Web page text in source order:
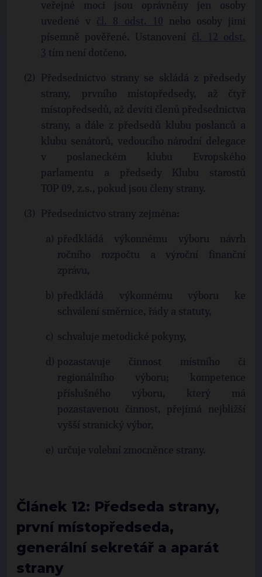
veřejné moci jsou oprávněny jen osoby
uvedené v
nebo osoby jimi
písemně pověřené. Ustanovení
tím není dotčeno.
Předsednictvo strany se skládá z předsedy
strany, prvního místopředsedy, až čtyř
místopředsedů, až devíti členů předsednictva
strany, a dále z předsedů klubu poslanců a
klubu senátorů, vedoucího národní delegace
v poslaneckém klubu Evropského
parlamentu a předsedy Klubu starostů
TOP 09, z.s., pokud jsou členy strany.
Předsednictvo strany zejména:
předkládá výkonnému výboru návrh
ročního rozpočtu a výroční finanční
zprávu,
předkládá výkonnému výboru ke
schválení směrnice, řády a statuty,
schvaluje metodické pokyny,
pozastavuje činnost místního či
regionálního výboru; kompetence
příslušného výboru, který má
pozastavenou činnost, přejímá nejbližší
vyšší stranický výbor,
určuje volební zmocněnce strany.
Článek 12: Předseda strany,
první místopředseda,
generální sekretář a aparát
strany